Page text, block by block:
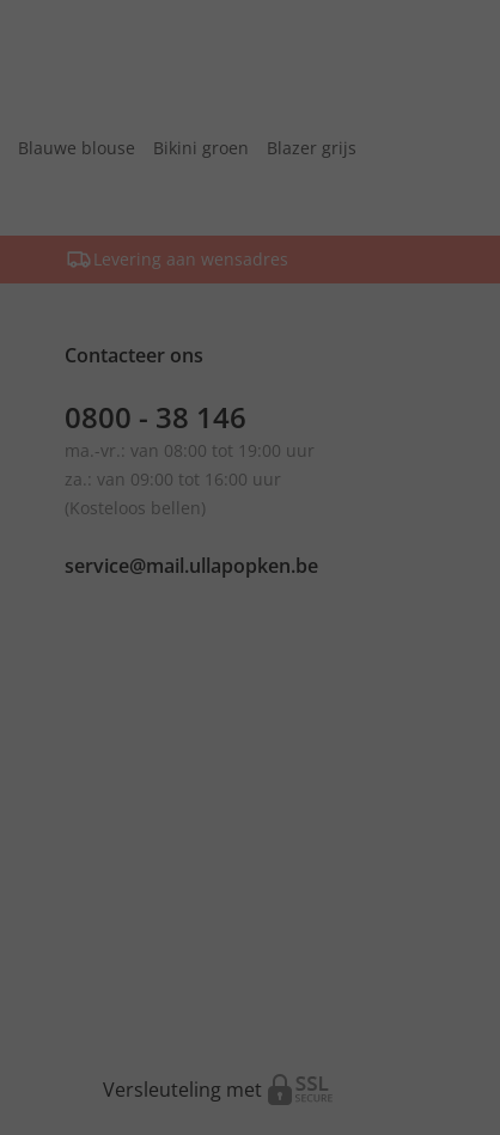
Blauwe blouse Bikini groen
Blazer grijs
Levering aan wensadres
Contacteer ons
0800 - 38 146
ma.-vr.: van 08:00 tot 19:00 uur
za.: van 09:00 tot 16:00 uur
(Kosteloos bellen)
service@mail.ullapopken.be
Versleuteling met